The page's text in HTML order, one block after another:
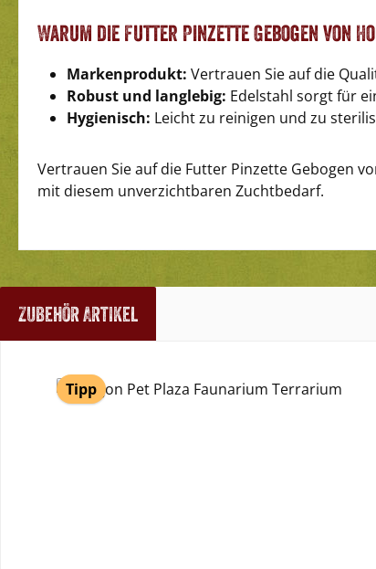
Warum die Futter Pinzette Gebogen von
Markenprodukt: Vertrauen Sie auf die
Robust und langlebig: Edelstahl sorgt für
Hygienisch: Leicht zu reinigen und zu
Vertrauen Sie auf die Futter Pinzette Gebogen
mit diesem unverzichtbaren Zuchtbedarf.
Zubehör Artikel
Produktgalerie überspringen
Tipp